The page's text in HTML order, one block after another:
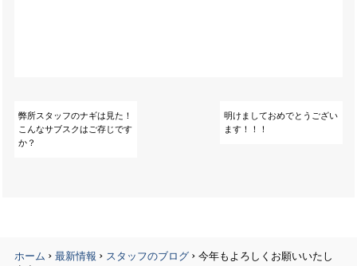
弊所スタッフのナギは見た！
こんなサブスクはご存じです
か？
明けましておめでとうござい
ます！！！
ホーム › 最新情報 › スタッフのブログ › 今年もよろしくお願いいたし